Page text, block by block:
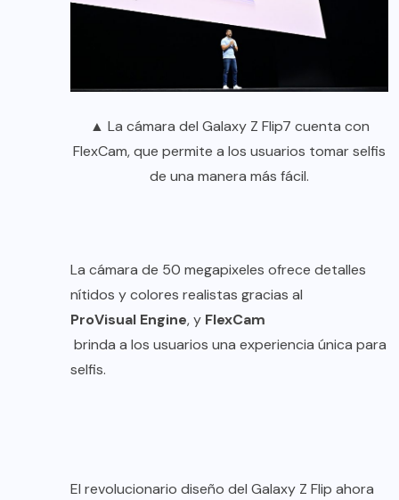
▲ La cámara del Galaxy Z Flip7 cuenta con
FlexCam, que permite a los usuarios tomar selfis
de una manera más fácil.
La cámara de 50 megapixeles ofrece detalles
nítidos y colores realistas gracias al
ProVisual Engine, y FlexCam
brinda a los usuarios una experiencia única para
selfis.
El revolucionario diseño del Galaxy Z Flip ahora